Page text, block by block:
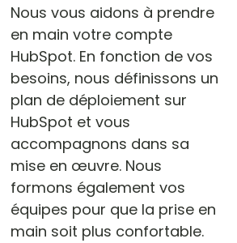
Nous vous aidons à prendre
en main votre compte
HubSpot. En fonction de vos
besoins, nous définissons un
plan de déploiement sur
HubSpot et vous
accompagnons dans sa
mise en œuvre. Nous
formons également vos
équipes pour que la prise en
main soit plus confortable.